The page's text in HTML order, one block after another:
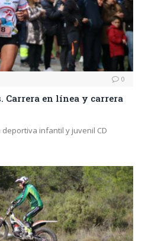
0
Carrera en línea y carrera
infantil y juvenil CD